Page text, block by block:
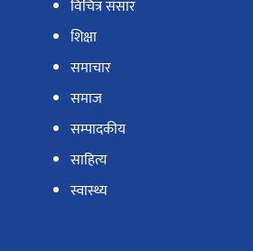
विचित्र संसार
शिक्षा
समाचार
समाज
सम्पादकीय
साहित्य
स्वास्थ्य